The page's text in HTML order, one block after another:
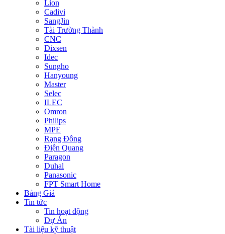
Lion
Cadivi
SangJin
Tài Trường Thành
CNC
Dixsen
Idec
Sungho
Hanyoung
Master
Selec
ILEC
Omron
Philips
MPE
Rạng Đông
Điện Quang
Paragon
Duhal
Panasonic
FPT Smart Home
Bảng Giá
Tin tức
Tin hoạt động
Dự Án
Tài liệu kỹ thuật